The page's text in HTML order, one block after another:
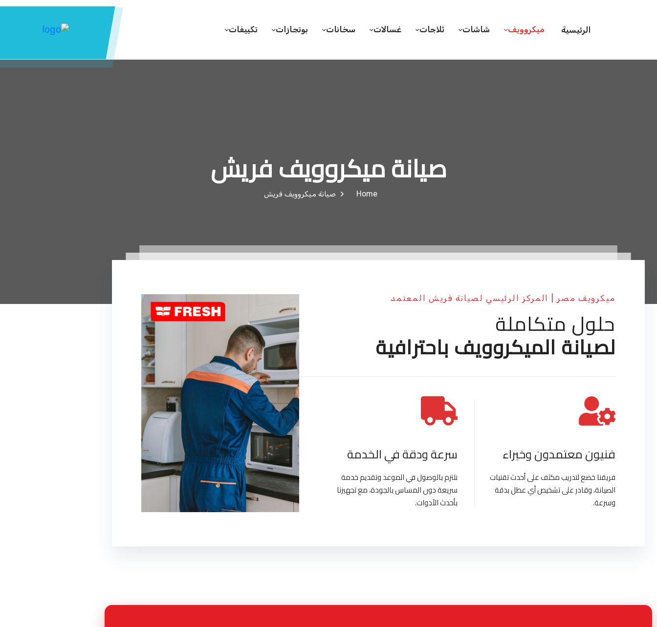
الرئيسية ميكروويف شاشات ثلاجات غسالات سخانات بوتجازات تكييفات
صيانة ميكروويف فريش
Home صيانة ميكروويف فريش
ميكرويف مصر | المركز الرئيسي لصيانة فريش المعتمد
حلول متكاملة
لصيانة الميكروويف باحترافية
فنيون معتمدون وخبراء
فريقنا خضع لتدريب مكثف على أحدث تقنيات
الصيانة، وقادر على تشخيص أي عطل بدقة
وسرعة.
سرعة ودقة في الخدمة
نلتزم بالوصول في الموعد وتقديم خدمة
سريعة دون المساس بالجودة، مع تجهيزنا
بأحدث الأدوات.